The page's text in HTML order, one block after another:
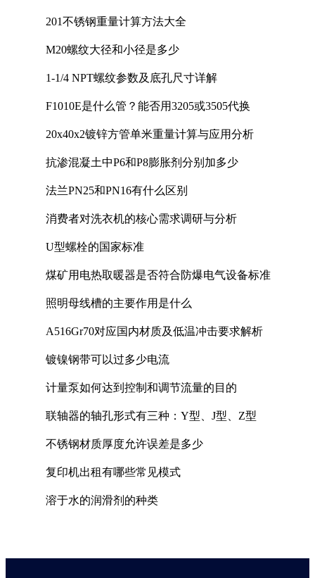
201不锈钢重量计算方法大全
M20螺纹大径和小径是多少
1-1/4 NPT螺纹参数及底孔尺寸详解
F1010E是什么管？能否用3205或3505代换
20x40x2镀锌方管单米重量计算与应用分析
抗渗混凝土中P6和P8膨胀剂分别加多少
法兰PN25和PN16有什么区别
消费者对洗衣机的核心需求调研与分析
U型螺栓的国家标准
煤矿用电热取暖器是否符合防爆电气设备标准
照明母线槽的主要作用是什么
A516Gr70对应国内材质及低温冲击要求解析
镀镍钢带可以过多少电流
计量泵如何达到控制和调节流量的目的
联轴器的轴孔形式有三种：Y型、J型、Z型
不锈钢材质厚度允许误差是多少
复印机出租有哪些常见模式
溶于水的润滑剂的种类